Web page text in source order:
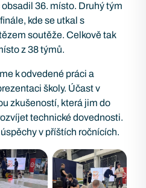
36. místo. Druhý tým
kde se utkal s
soutěže. Celkově tak
z 38 týmů.
k odvedené práci a
školy. Účast v
zkušeností, která jim do
technické dovednosti.
v příštích ročnících.